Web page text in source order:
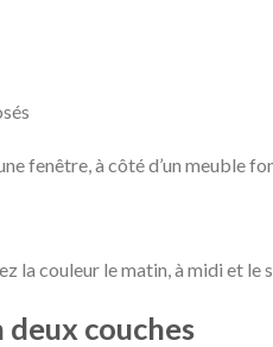
fenêtre, à côté d’un meuble
la couleur le matin, à midi et le
couches